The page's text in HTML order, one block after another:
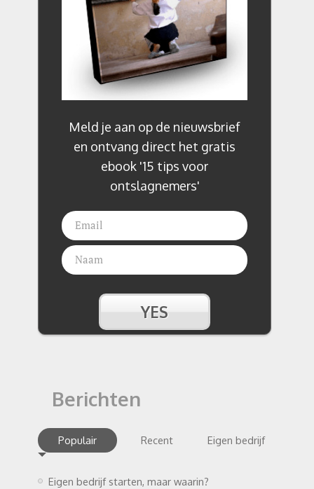
Meld je aan op de nieuwsbrief
en ontvang direct het gratis
ebook '15 tips voor
ontslagnemers'
Berichten
Populair Recent Eigen bedrijf
Eigen bedrijf starten, maar waarin?